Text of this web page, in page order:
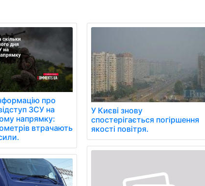
про
ЗСУ на
напрямку:
втрачають
У Києві знову
спостерігається погіршення
якості повітря.